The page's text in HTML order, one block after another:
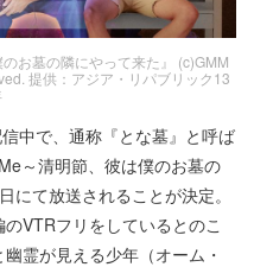
お墓の隣にやって来た』 (c)GMM
提供：アジア・リパブリック13
中で、通称『とな墓』と呼ば
～清明節、彼は僕のお墓の
て放送されることが決定。
VTRフリをしているとのこ
霊が見える少年（オーム・